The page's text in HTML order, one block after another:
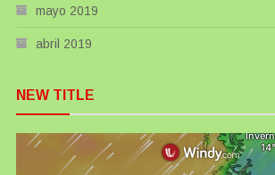
mayo 2019
abril 2019
NEW TITLE